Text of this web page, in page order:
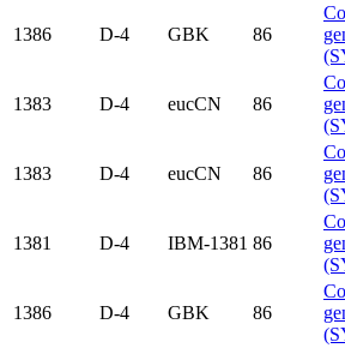
1386 D-4 GBK 86
1383 D-4 eucCN 86
1383 D-4 eucCN 86
1381 D-4 IBM-1381 86
1386 D-4 GBK 86